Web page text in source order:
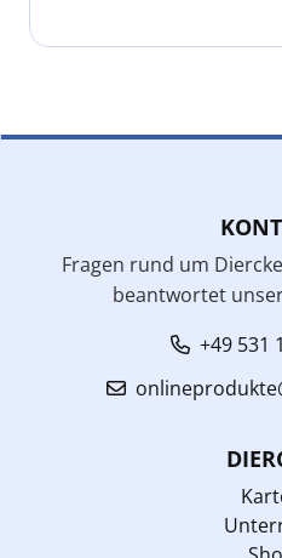
Fragen rund um
beantwortet
+49 531